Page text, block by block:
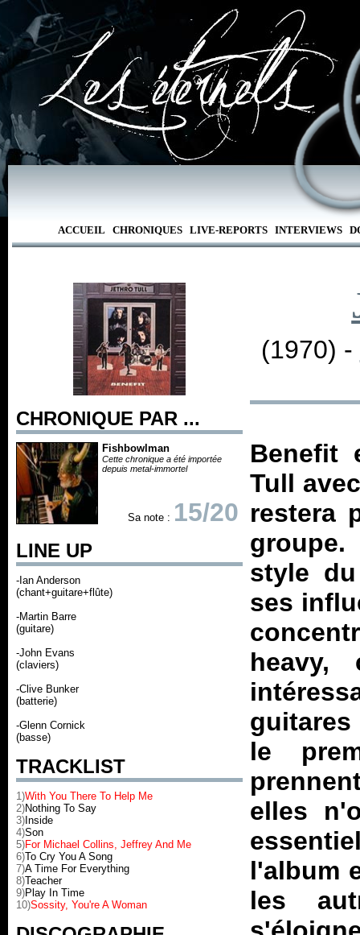
ACCUEIL CHRONIQUES LIVE-REPORTS INTERVIEWS
CHRONIQUE PAR ...
Fishbowlman
Cette chronique a été importée
depuis metal-immortel
Sa note : 15/20
LINE UP
-Ian Anderson
(chant+guitare+flûte)
-Martin Barre
(guitare)
-John Evans
(claviers)
-Clive Bunker
(batterie)
-Glenn Cornick
(basse)
TRACKLIST
1)With You There To Help Me
2)Nothing To Say
3) Inside
4)Son
5)For Michael Collins, Jeffrey And Me
6)To Cry You A Song
7)A Time For Everything
8)Teacher
9)Play In Time
10)Sossity, You're A Woman
(1970) -
Benefit
Tull
restera
style
ses
heavy,
le
elles
l'album
les